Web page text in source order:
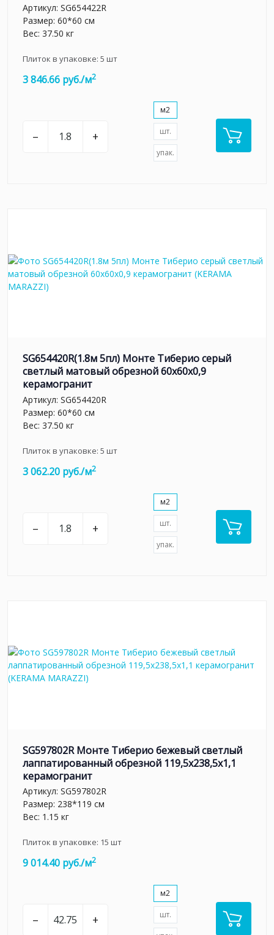
Артикул: SG654422R
Размер: 60*60 см
Вес: 37.50 кг
Плиток в упаковке: 5 шт
3 846.66 руб./м2
– +
м2
шт.
упак.
SG654420R(1.8м 5пл) Монте Тиберио серый
светлый матовый обрезной 60x60x0,9
керамогранит
Артикул: SG654420R
Размер: 60*60 см
Вес: 37.50 кг
Плиток в упаковке: 5 шт
3 062.20 руб./м2
– +
м2
шт.
упак.
SG597802R Монте Тиберио бежевый светлый
лаппатированный обрезной 119,5x238,5x1,1
керамогранит
Артикул: SG597802R
Размер: 238*119 см
Вес: 1.15 кг
Плиток в упаковке: 15 шт
9 014.40 руб./м2
– +
м2
шт.